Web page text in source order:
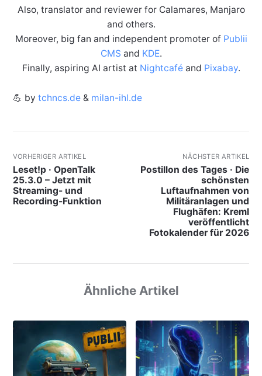
Also, translator and reviewer for Calamares, Manjaro
and others.
Moreover, big fan and independent promoter of Publii
CMS and KDE.
Finally, aspiring AI artist at Nightcaféand Pixabay.
💪 by tchncs.de& milan-ihl.de
VORHERIGER ARTIKEL
Leset!p · OpenTalk
25.3.0 – Jetzt mit
Streaming- und
Recording-Funktion
NÄCHSTER ARTIKEL
Postillon des Tages · Die
schönsten
Luftaufnahmen von
Militäranlagen und
Flughäfen: Kreml
veröffentlicht
Fotokalender für 2026
Ähnliche Artikel